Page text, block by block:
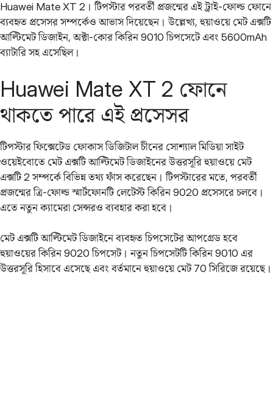
Huawei Mate XT 2। টিপস্টার পরবর্তী প্রজন্মের এই ট্রাই-ফোল্ড ফোনে
ব্যবহৃত প্রসেসর সম্পর্কেও আভাস দিয়েছেন। উল্লেখ্য, হুয়াওয়ে মেট এক্সটি
আল্টিমেট ডিজাইন, অক্টা-কোর কিরিন 9010 চিপসেটে এবং 5600mAh
ব্যাটারি সহ এসেছিল।
Huawei Mate XT 2 ফোনে
থাকতে পারে এই প্রসেসর
টিপস্টার ফিক্সেটেড ফোকাস ডিজিটাল চীনের সোশ্যাল মিডিয়া সাইট
ওয়েইবোতে মেট এক্সটি আল্টিমেট ডিজাইনের উত্তরসূরি হুয়াওয়ে মেট
এক্সটি 2 সম্পর্কে বিভিন্ন তথ্য ফাঁস করেছেন। টিপস্টারের মতে, পরবর্তী
প্রজন্মের ত্রি-ফোল্ড স্মার্টফোনটি লেটেস্ট কিরিন 9020 প্রসেসরে চলবে।
এতে নতুন ক্যামেরা সেন্সরও ব্যবহার করা হবে।
মেট এক্সটি আল্টিমেট ডিজাইনে ব্যবহৃত চিপসেটের আপগ্রেড হবে
হুয়াওয়ের কিরিন 9020 চিপসেট। নতুন চিপসেটটি কিরিন 9010 এর
উত্তরসূরি হিসাবে এসেছে এবং বর্তমানে হুয়াওয়ে মেট 70 সিরিজে রয়েছে।